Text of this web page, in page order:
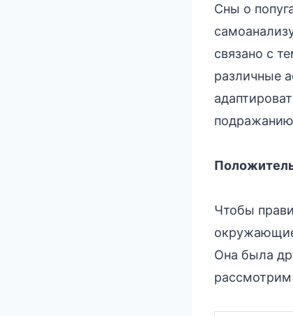
Сны о
связано с
различные
Чтобы
Она была